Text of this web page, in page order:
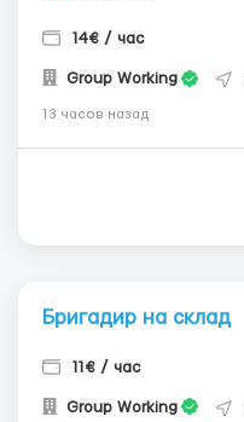
14€ / час
Group Working
13 часов назад
Бригадир на склад
11€ / час
Group Working